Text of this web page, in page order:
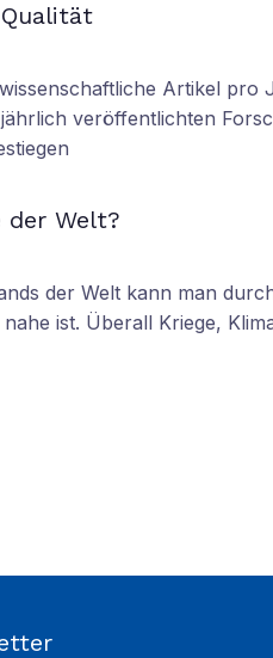
Artikel pro
veröffentlichten
der Welt?
der Welt kann man
ist. Überall Kriege,